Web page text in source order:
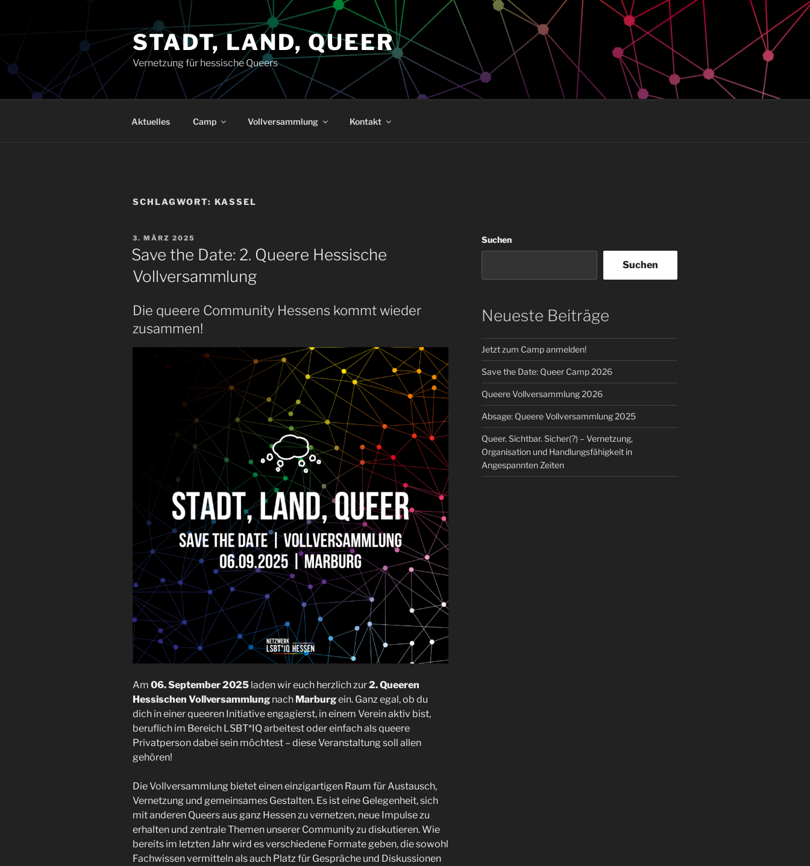
STADT, LAND, QUEER
Vernetzung für hessische Queers
Aktuelles Camp Vollversammlung Kontakt
SCHLAGWORT: KASSEL
VERÖFFENTLICHT
AM
3. MÄRZ 2025
Save the Date: 2. Queere Hessische
Vollversammlung
Die queere Community Hessens kommt wieder
zusammen!
Am 06. September 2025 laden wir euch herzlich zur2. Queeren
Hessischen Vollversammlung nach Marburgein. Ganz egal, ob du
dich in einer queeren Initiative engagierst, in einem Verein aktiv bist,
beruflich im Bereich LSBT*IQ arbeitest oder einfach als queere
Privatperson dabei sein möchtest – diese Veranstaltung soll allen
gehören!
Die Vollversammlung bietet einen einzigartigen Raum für Austausch,
Vernetzung und gemeinsames Gestalten. Es ist eine Gelegenheit, sich
mit anderen Queers aus ganz Hessen zu vernetzen, neue Impulse zu
erhalten und zentrale Themen unserer Community zu diskutieren. Wie
bereits im letzten Jahr wird es verschiedene Formate geben, die sowohl
Fachwissen vermitteln als auch Platz für Gespräche und Diskussionen
Suchen
Suchen
Neueste Beiträge
Jetzt zum Camp anmelden!
Save the Date: Queer Camp 2026
Queere Vollversammlung 2026
Absage: Queere Vollversammlung 2025
Queer. Sichtbar. Sicher(?) – Vernetzung,
Organisation und Handlungsfähigkeit in
Angespannten Zeiten